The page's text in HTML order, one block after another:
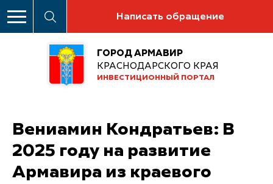
Написать обращение
ГОРОД АРМАВИР
КРАСНОДАРСКОГО КРАЯ
ИНВЕСТИЦИОННЫЙ ПОРТАЛ
Вениамин Кондратьев: В
2025 году на развитие
Армавира из краевого